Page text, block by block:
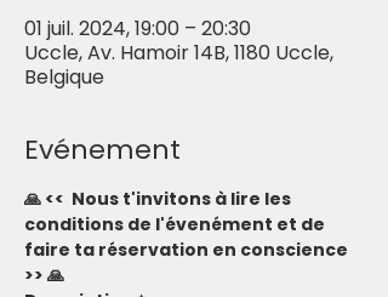
01 juil. 2024, 19:00 – 20:30
Uccle, Av. Hamoir 14B, 1180 Uccle,
Belgique
Evénement
🙏 <<  Nous t'invitons à lire les
conditions de l'évenément et de
faire ta réservation en conscience
>> 🙏